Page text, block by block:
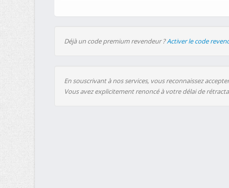
Déjà un code premium revendeur ?Activer le code
En souscrivant à nos services, vous reconnaissez
Vous avez explicitement renoncé à votre délai de